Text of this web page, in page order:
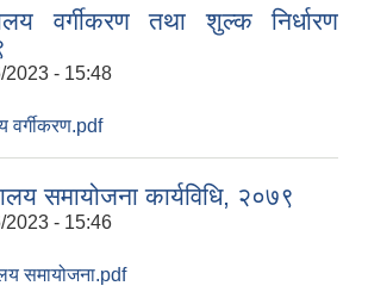
वर्गीकरण तथा शुल्क निर्धारण
2023 - 15:48
वर्गीकरण.pdf
समायोजना कार्यविधि, २०७९
2023 - 15:46
समायोजना.pdf